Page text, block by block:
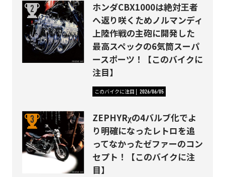
ホンダCBX1000は絶対王者
へ返り咲くためノルマンディ
上陸作戦の主砲に開発した
最高スペックの6気筒スーパ
ースポーツ！【このバイクに
注目】
このバイクに注目 2026/06/05
ZEPHYRχの4バルブ化でよ
り明確になったレトロを追
ってなかったゼファーのコン
セプト！【このバイクに注
目】